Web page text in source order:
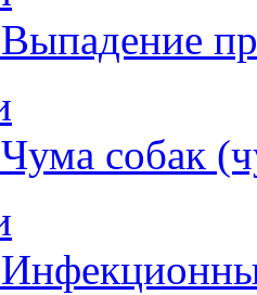
Выпадение
Чума собак